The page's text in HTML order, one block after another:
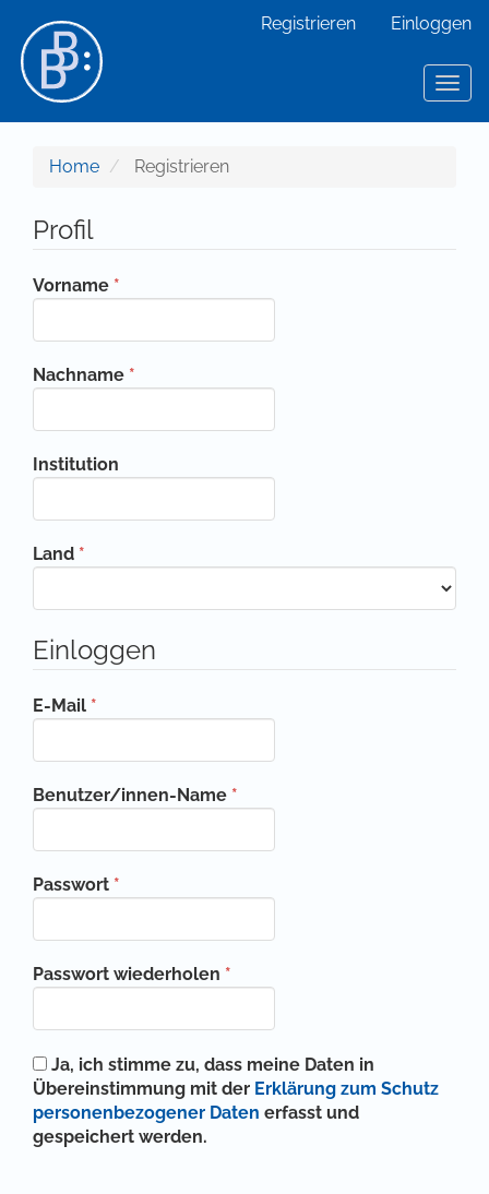
Hauptinhalt
Sidebar
Registrieren Einloggen
Home Registrieren
Profil
Vorname *
Nachname *
Institution
Land *
Einloggen
E-Mail *
Benutzer/innen-Name *
Passwort *
Passwort wiederholen *
Übereinstimmung mit der Erklärung zum Schutz
personenbezogener Daten erfasst und
gespeichert werden.